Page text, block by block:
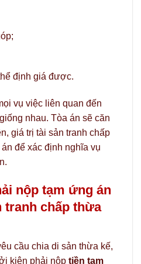
định giá được.
vụ việc liên quan đến
nhau. Tòa án sẽ căn
giá trị tài sản tranh chấp
để xác định nghĩa vụ
nộp tạm ứng án
tranh chấp thừa
cầu chia di sản thừa kế,
kiện phải nộp tiền tạm